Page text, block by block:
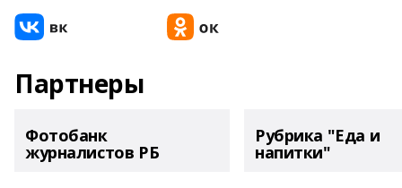
Партнеры
Фотобанк
журналистов РБ
Рубрика "Еда и
напитки"